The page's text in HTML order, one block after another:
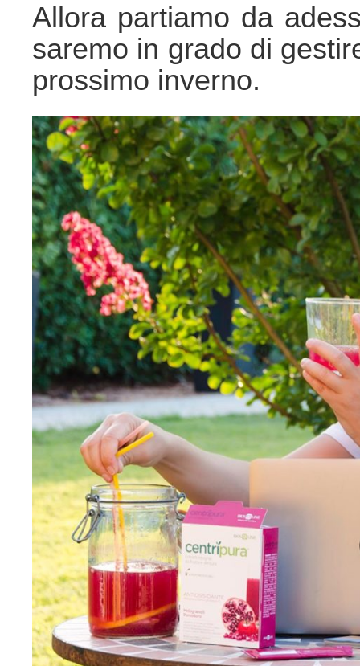
Allora partiamo da
saremo in grado di
prossimo inverno.